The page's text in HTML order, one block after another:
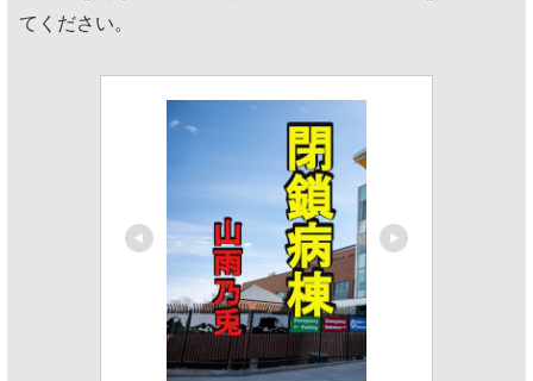
てください。